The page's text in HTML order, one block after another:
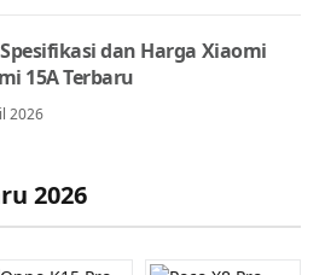
dan Harga Xiaomi
15A Terbaru
2026
2026